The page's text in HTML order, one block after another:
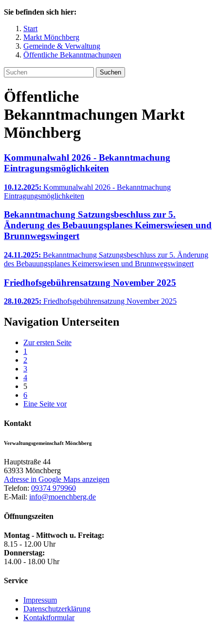
Sie befinden sich hier:
Start
Markt Mönchberg
Gemeinde & Verwaltung
Öffentliche Bekanntmachungen
Suchen
Öffentliche
Bekanntmachungen Markt
Mönchberg
Kommunalwahl 2026 - Bekanntmachung
Eintragungsmöglichkeiten
10.12.2025: Kommunalwahl 2026 - Bekanntmachung
Eintragungsmöglichkeiten
Bekanntmachung Satzungsbeschluss zur 5.
Änderung des Bebauungsplanes Keimerswiesen und
Brunnwegswingert
24.11.2025: Bekanntmachung Satzungsbeschluss zur 5. Änderung
des Bebauungsplanes Keimerswiesen und Brunnwegswingert
Friedhofsgebührensatzung November 2025
28.10.2025: Friedhofsgebührensatzung November 2025
Navigation Unterseiten
Zur ersten Seite
1
2
3
4
5
6
Eine Seite vor
Kontakt
Verwaltungsgemeinschaft Mönchberg
Hauptstraße 44
63933 Mönchberg
Adresse in Google Maps anzeigen
Telefon: 09374 979960
E-Mail: info@moenchberg.de
Öffnungszeiten
Montag - Mittwoch u. Freitag:
8.15 - 12.00 Uhr
Donnerstag:
14.00 - 18.00 Uhr
Service
Impressum
Datenschutzerklärung
Kontaktformular